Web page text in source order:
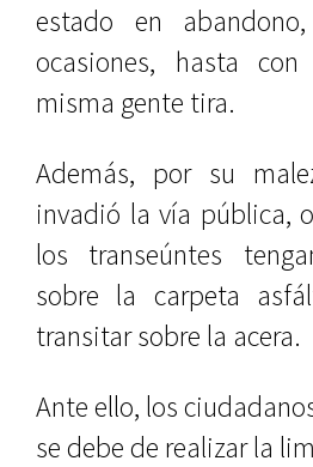
estado en
ocasiones, hasta
misma gente tira.
Además, por su
invadió la vía pública,
los transeúntes
sobre la carpeta
transitar sobre la acera.
Ante ello, los
se debe de realizar la